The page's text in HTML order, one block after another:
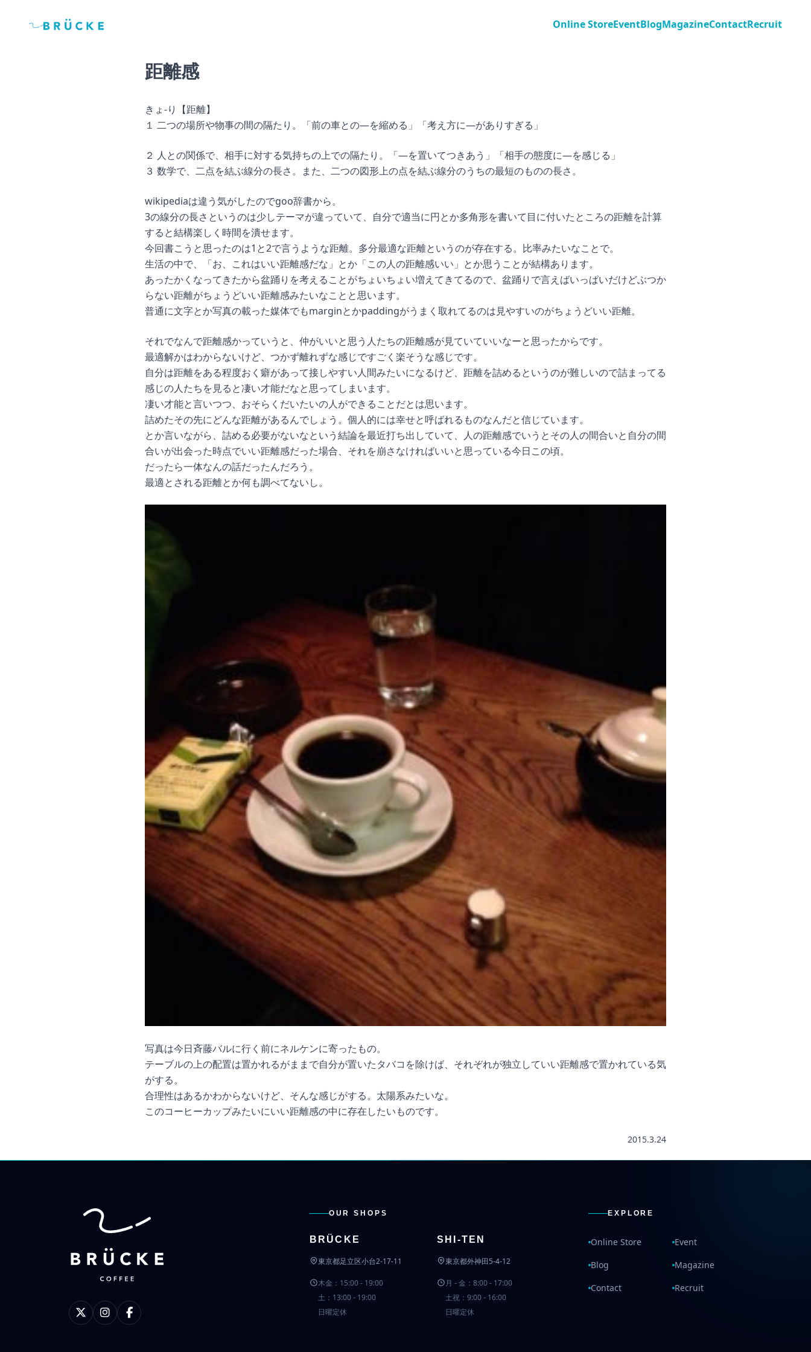
Online StoreEventBlogMagazineContactRecruit
距離感
きょ‐り【距離】
１ 二つの場所や物事の間の隔たり。「前の車との―を縮める」「考え方に―がありすぎる」
２ 人との関係で、相手に対する気持ちの上での隔たり。「―を置いてつきあう」「相手の態度に―を感じる」
３ 数学で、二点を結ぶ線分の長さ。また、二つの図形上の点を結ぶ線分のうちの最短のものの長さ。
wikipediaは違う気がしたのでgoo辞書から。
3の線分の長さというのは少しテーマが違っていて、自分で適当に円とか多角形を書いて目に付いたところの距離を計算
すると結構楽しく時間を潰せます。
今回書こうと思ったのは1と2で言うような距離。多分最適な距離というのが存在する。比率みたいなことで。
生活の中で、「お、これはいい距離感だな」とか「この人の距離感いい」とか思うことが結構あります。
あったかくなってきたから盆踊りを考えることがちょいちょい増えてきてるので、盆踊りで言えばいっぱいだけどぶつか
らない距離がちょうどいい距離感みたいなことと思います。
普通に文字とか写真の載った媒体でもmarginとかpaddingがうまく取れてるのは見やすいのがちょうどいい距離。
それでなんで距離感かっていうと、仲がいいと思う人たちの距離感が見ていていいなーと思ったからです。
最適解かはわからないけど、つかず離れずな感じですごく楽そうな感じです。
自分は距離をある程度おく癖があって接しやすい人間みたいになるけど、距離を詰めるというのが難しいので詰まってる
感じの人たちを見ると凄い才能だなと思ってしまいます。
凄い才能と言いつつ、おそらくだいたいの人ができることだとは思います。
詰めたその先にどんな距離があるんでしょう。個人的には幸せと呼ばれるものなんだと信じています。
とか言いながら、詰める必要がないなという結論を最近打ち出していて、人の距離感でいうとその人の間合いと自分の間
合いが出会った時点でいい距離感だった場合、それを崩さなければいいと思っている今日この頃。
だったら一体なんの話だったんだろう。
最適とされる距離とか何も調べてないし。
写真は今日斉藤バルに行く前にネルケンに寄ったもの。
テーブルの上の配置は置かれるがままで自分が置いたタバコを除けば、それぞれが独立していい距離感で置かれている気
がする。
合理性はあるかわからないけど、そんな感じがする。太陽系みたいな。
このコーヒーカップみたいにいい距離感の中に存在したいものです。
2015.3.24
OUR SHOPS
BRÜCKE
東京都足立区小台2-17-11
木金：15:00 - 19:00
土：13:00 - 19:00
日曜定休
SHI-TEN
東京都外神田5-4-12
月 - 金：8:00 - 17:00
土祝：9:00 - 16:00
日曜定休
EXPLORE
Online Store
Event
Blog
Magazine
Contact
Recruit